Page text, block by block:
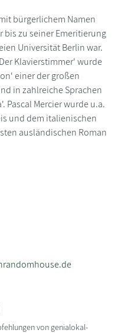
bürgerlichem Namen
bis zu seiner Emeritierung
Universität Berlin war.
Klavierstimmer' wurde
einer der großen
in zahlreiche Sprachen
Pascal Mercier wurde u.a.
und dem italienischen
ausländischen Roman
von genialokal-